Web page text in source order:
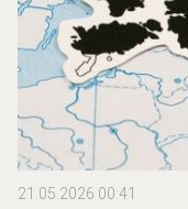
21.05.2026 00:41